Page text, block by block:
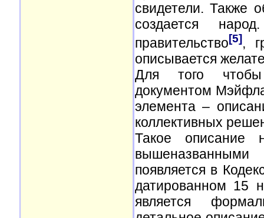
свидетели. Также
создается
правительство[5],
описывается
Для того чтобы
документом
элемента –
коллективных
Такое описание
вышеназванными
появляется в
датированном 15
является